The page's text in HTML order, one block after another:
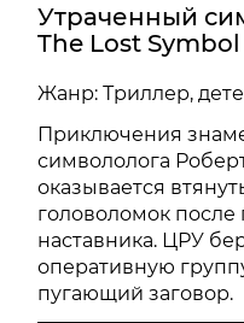
Утраченный
The Lost Symbol
Жанр: Триллер,
Приключения
символолога
оказывается
головоломок
наставника. ЦРУ
оперативную
пугающий заговор.